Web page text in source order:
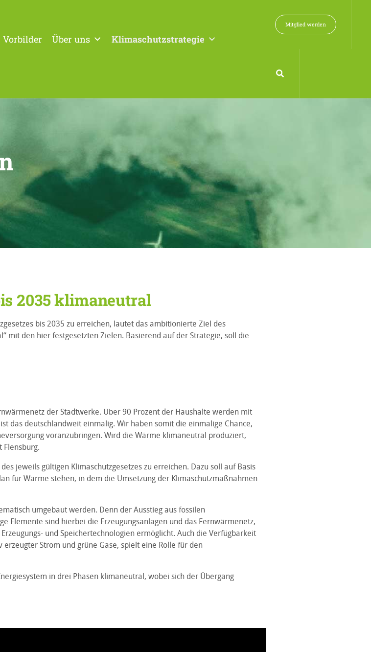
Vorbilder Über uns
Klimaschutzstrategie
Mitglied werden
2035 klimaneutral
bis 2035 zu erreichen, lautet das ambitionierte Ziel des
mit den hier festgesetzten Zielen. Basierend auf der Strategie, soll die
der Stadtwerke. Über 90 Prozent der Haushalte werden mit
das deutschlandweit einmalig. Wir haben somit die einmalige Chance,
voranzubringen. Wird die Wärme klimaneutral produziert,
Flensburg.
jeweils gültigen Klimaschutzgesetzes zu erreichen. Dazu soll auf Basis
für Wärme stehen, in dem die Umsetzung der Klimaschutzmaßnahmen
umgebaut werden. Denn der Ausstieg aus fossilen
Elemente sind hierbei die Erzeugungsanlagen und das Fernwärmenetz,
und Speichertechnologien ermöglicht. Auch die Verfügbarkeit
Strom und grüne Gase, spielt eine Rolle für den
in drei Phasen klimaneutral, wobei sich der Übergang